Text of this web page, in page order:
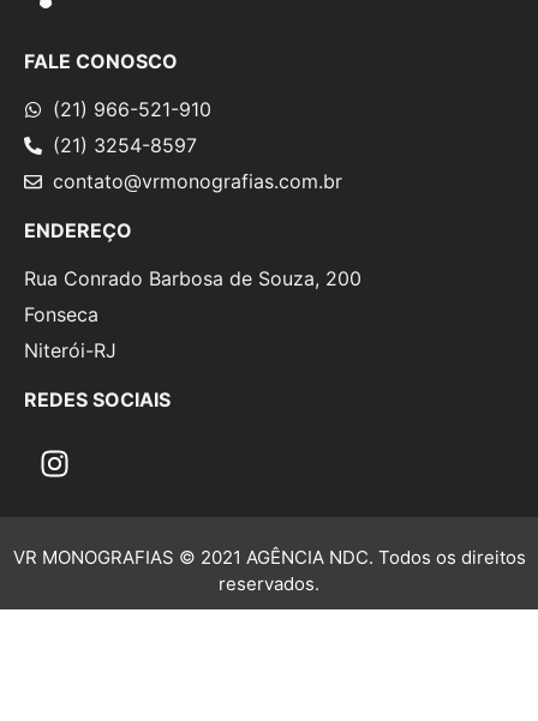
FALE CONOSCO
(21) 966-521-910
(21) 3254-8597
contato@vrmonografias.com.br
ENDEREÇO
Rua Conrado Barbosa de Souza, 200
Fonseca
Niterói-RJ
REDES SOCIAIS
VR MONOGRAFIAS © 2021 AGÊNCIA NDC. Todos os direitos
reservados.